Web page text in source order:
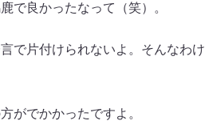
で良かったなって（笑）。
で片付けられないよ。そんなわけ
がでかかったですよ。